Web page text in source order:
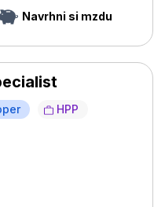
Navrhni si mzdu
HPP